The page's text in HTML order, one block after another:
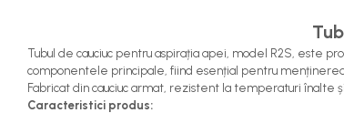
Convertizoare de Cuplu
Discuri Transmisie
Pompe Transmisie
Tubul de cauciuc pentru aspirația apei, model R2S, este
componentele principale, fiind esențial pentru
Fabricat din cauciuc armat, rezistent la temperaturi
Caracteristici produs: